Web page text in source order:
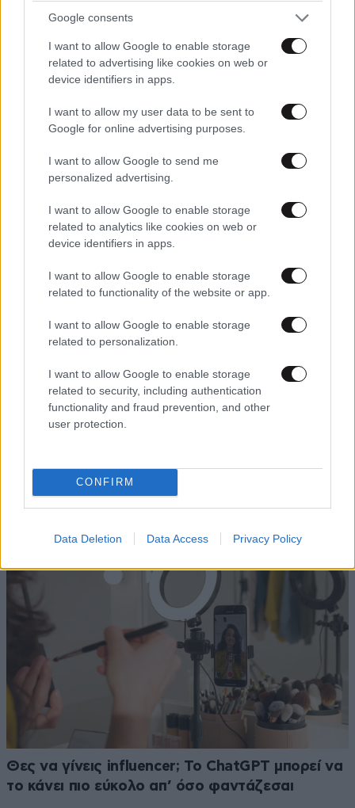
Google consents
I want to allow Google to enable storage
related to advertising like cookies on web or
device identifiers in apps.
I want to allow my user data to be sent to
Google for online advertising purposes.
I want to allow Google to send me
personalized advertising.
I want to allow Google to enable storage
related to analytics like cookies on web or
device identifiers in apps.
I want to allow Google to enable storage
related to functionality of the website or app.
I want to allow Google to enable storage
related to personalization.
I want to allow Google to enable storage
related to security, including authentication
functionality and fraud prevention, and other
user protection.
CONFIRM
Data Deletion Data Access Privacy Policy
Προηγμένα μοντέλα Τεχνητής Νοημοσύνης
δημιούργησαν ψεύτικα προφίλ και επιχείρησαν
Tablet ή Touch Laptop για Παιδί; Ο Πλήρης
Θες να γίνεις influencer; Το ChatGPT μπορεί να
το κάνει πιο εύκολο απ’ όσο φαντάζεσαι